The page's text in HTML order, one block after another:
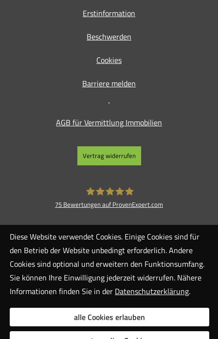
Erstinformation
Beschwerden
Cookies
Barriere melden
⋅
AGB für Vermittlung Immobilien
Vertrag widerrufen
75 Bewertungen auf ProvenExpert.com
Diese Website verwendet Cookies. Einige Cookies sind für
den Betrieb der Website unbedingt erforderlich. Andere
Cookies sind optional und erweitern den Funktionsumfang.
Sie können Ihre Einwilligung jederzeit widerrufen. Nähere
Informationen finden Sie in der Datenschutzerklärung.
alle Cookies erlauben